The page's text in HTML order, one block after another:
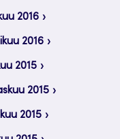
2016
2016
2015
2015
2015